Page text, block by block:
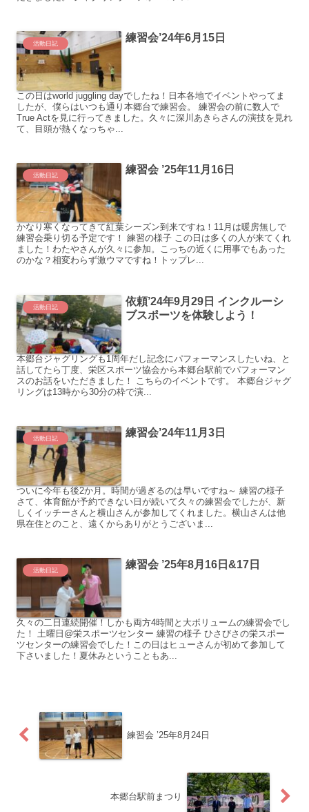
活動日記 練習会’24年6月15日
この日はworld juggling dayでしたね！日本各地でイベントやってま
したが、僕らはいつも通り本郷台で練習会。 練習会の前に数人で
True Actを見に行ってきました。久々に深川あきらさんの演技を見れ
て、目頭が熱くなっちゃ...
活動日記 練習会 ’25年11月16日
かなり寒くなってきて紅葉シーズン到来ですね！11月は暖房無しで
練習会乗り切る予定です！ 練習の様子 この日は多くの人が来てくれ
ました！わたやさんが久々に参加。こっちの近くに用事でもあった
のかな？相変わらず激ウマですね！トップレ...
活動日記
依頼’24年9月29日 インクルーシ
ブスポーツを体験しよう！
本郷台ジャグリングも1周年だし記念にパフォーマンスしたいね、と
話してたら丁度、栄区スポーツ協会から本郷台駅前でパフォーマン
スのお話をいただきました！ こちらのイベントです。 本郷台ジャグ
リングは13時から30分の枠で演...
活動日記 練習会’24年11月3日
ついに今年も後2か月。時間が過ぎるのは早いですね～ 練習の様子
さて、体育館が予約できない日が続いて久々の練習会でしたが、新
しくイッチーさんと横山さんが参加してくれました。横山さんは他
県在住とのこと、遠くからありがとうございま...
活動日記 練習会 ’25年8月16日&17日
久々の二日連続開催！しかも両方4時間と大ボリュームの練習会でし
た！ 土曜日@栄スポーツセンター 練習の様子 ひさびさの栄スポー
ツセンターの練習会でした！この日はヒューさんが初めて参加して
下さいました！夏休みということもあ...
練習会 ’25年8月24日
本郷台駅前まつり